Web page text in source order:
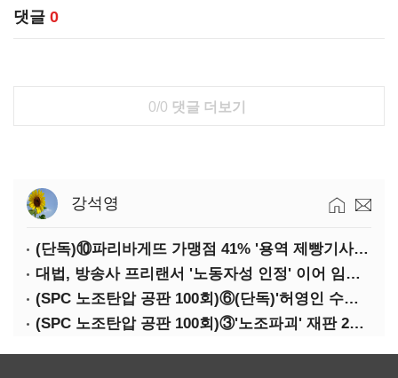
댓글 0
0/0 댓글 더보기
강석영
(단독)⑩파리바게뜨 가맹점 41% '용역 제빵기사 없어'…고용불안 속 브랜드가치도 '흔들'
대법, 방송사 프리랜서 '노동자성 인정' 이어 임금차별 '제동'
(SPC 노조탄압 공판 100회)⑥(단독)'허영인 수사기밀 유출' 임원, 출소하자 '억대 연봉' 고문으로
(SPC 노조탄압 공판 100회)③'노조파괴' 재판 2년 만의 증언…파리바게뜨 지회장 "허영인에 엄벌을"